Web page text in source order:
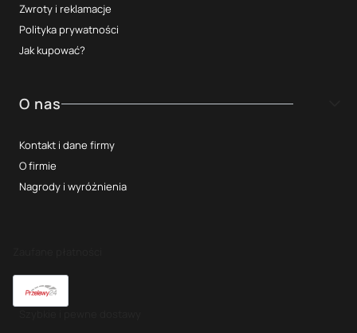
Zwroty i reklamacje
Polityka prywatności
Jak kupować?
O nas
Kontakt i dane firmy
O firmie
Nagrody i wyróżnienia